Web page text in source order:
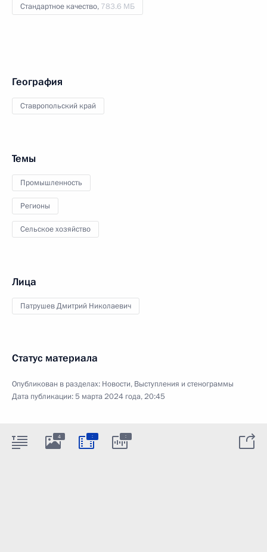
Стандартное качество, 783.6 МБ
География
Ставропольский край
Темы
Промышленность
Регионы
Сельское хозяйство
Лица
Патрушев Дмитрий Николаевич
Статус материала
Опубликован в разделах: Новости, Выступления и стенограммы
Дата публикации:5 марта 2024 года, 20:45
4 : :